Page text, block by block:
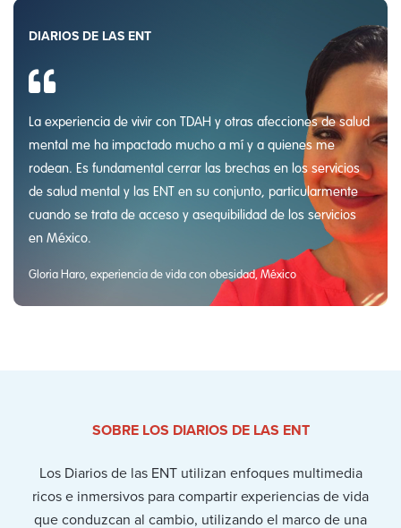
DIARIOS DE LAS ENT
La experiencia de vivir con TDAH y otras afecciones de salud
mental me ha impactado mucho a mí y a quienes me
rodean. Es fundamental cerrar las brechas en los servicios
de salud mental y las ENT en su conjunto, particularmente
cuando se trata de acceso y asequibilidad de los servicios
en México.
Gloria Haro, experiencia de vida con obesidad, México
SOBRE LOS DIARIOS DE LAS ENT
Los Diarios de las ENT utilizan enfoques multimedia
ricos e inmersivos para compartir experiencias de vida
que conduzcan al cambio, utilizando el marco de una